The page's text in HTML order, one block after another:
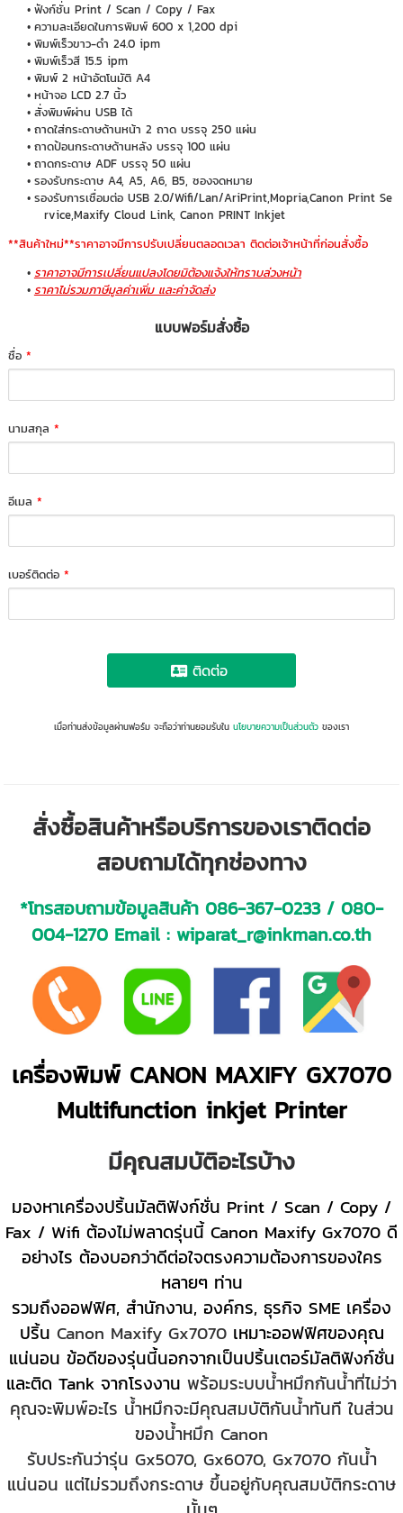
ฟังก์ชั่น Print / Scan / Copy / Fax
ความละเอียดในการพิมพ์ 600 x 1,200 dpi
พิมพ์เร็วขาว-ดำ 24.0 ipm
พิมพ์เร็วสี 15.5 ipm
พิมพ์ 2 หน้าอัตโนมัติ A4
หน้าจอ LCD 2.7 นิ้ว
สั่งพิมพ์ผ่าน USB ได้
ถาดใส่กระดาษด้านหน้า 2 ถาด บรรจุ 250 แผ่น
ถาดป้อนกระดาษด้านหลัง บรรจุ 100 แผ่น
ถาดกระดาษ ADF บรรจุ 50 แผ่น
รองรับกระดาษ A4, A5, A6, B5, ซองจดหมาย
รองรับการเชื่อมต่อ USB 2.0/Wifi/Lan/AriPrint,Mopria,Canon Print Se
rvice,Maxify Cloud Link, Canon PRINT Inkjet
**สินค้าใหม่**ราคาอาจมีการปรับเปลี่ยนตลอดเวลา ติดต่อเจ้าหน้าที่ก่อนสั่งซื้อ
ราคาอาจมีการเปลี่ยนแปลงโดยมิต้องแจ้งให้ทราบล่วงหน้า
ราคาไม่รวมภาษีมูลค่าเพิ่ม และค่าจัดส่ง
แบบฟอร์มสั่งซื้อ
ชื่อ*
นามสกุล*
อีเมล*
เบอร์ติดต่อ*
ติดต่อ
เมื่อท่านส่งข้อมูลผ่านฟอร์ม จะถือว่าท่านยอมรับใน นโยบายความเป็นส่วนตัว ของเรา
สั่งซื้อสินค้าหรือบริการของเราติดต่อ
สอบถามได้ทุกช่องทาง
*โทรสอบถามข้อมูลสินค้า 086-367-0233/ 080-
004-1270 Email : wiparat_r@inkman.co.th
เครื่องพิมพ์ CANON MAXIFY GX7070
Multifunction inkjet Printer
มีคุณสมบัติอะไรบ้าง
มองหาเครื่องปริ้นมัลติฟังก์ชั่น Print / Scan / Copy /
Fax / Wifi ต้องไม่พลาดรุ่นนี้ Canon Maxify Gx7070 ดี
อย่างไร ต้องบอกว่าดีต่อใจตรงความต้องการของใคร
หลายๆ ท่าน
รวมถึงออฟฟิศ, สำนักงาน, องค์กร, ธุรกิจ SME เครื่อง
ปริ้น Canon Maxify Gx7070เหมาะออฟฟิศของคุณ
แน่นอน ข้อดีของรุ่นนี้นอกจากเป็นปริ้นเตอร์มัลติฟังก์ชั่น
และติด Tank จากโรงงาน พร้อมระบบน้ำหมึกกันน้ำที่ไม่ว่า
คุณจะพิมพ์อะไร น้ำหมึกจะมีคุณสมบัติกันน้ำทันที ในส่วน
ของน้ำหมึก Canon
รับประกันว่ารุ่น Gx5070, Gx6070, Gx7070 กันน้ำ
แน่นอน แต่ไม่รวมถึงกระดาษ ขึ้นอยู่กับคุณสมบัติกระดาษ